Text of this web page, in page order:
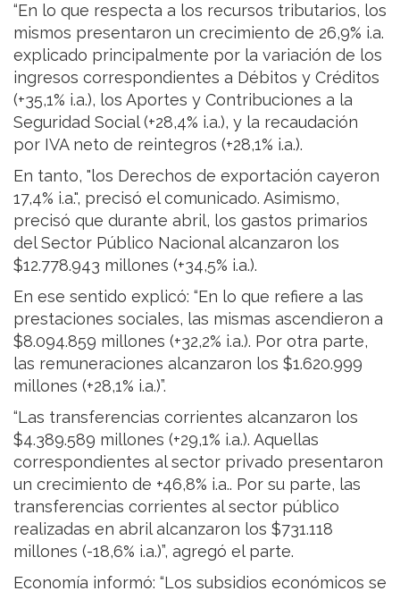
“En lo que respecta a los recursos tributarios, los
mismos presentaron un crecimiento de 26,9% i.a.
explicado principalmente por la variación de los
ingresos correspondientes a Débitos y Créditos
(+35,1% i.a.), los Aportes y Contribuciones a la
Seguridad Social (+28,4% i.a.), y la recaudación
por IVA neto de reintegros (+28,1% i.a.).
En tanto, "los Derechos de exportación cayeron
17,4% i.a.", precisó el comunicado. Asimismo,
precisó que durante abril, los gastos primarios
del Sector Público Nacional alcanzaron los
$12.778.943 millones (+34,5% i.a.).
En ese sentido explicó: “En lo que refiere a las
prestaciones sociales, las mismas ascendieron a
$8.094.859 millones (+32,2% i.a.). Por otra parte,
las remuneraciones alcanzaron los $1.620.999
millones (+28,1% i.a.)”.
“Las transferencias corrientes alcanzaron los
$4.389.589 millones (+29,1% i.a.). Aquellas
correspondientes al sector privado presentaron
un crecimiento de +46,8% i.a.. Por su parte, las
transferencias corrientes al sector público
realizadas en abril alcanzaron los $731.118
millones (-18,6% i.a.)”, agregó el parte.
Economía informó: “Los subsidios económicos se